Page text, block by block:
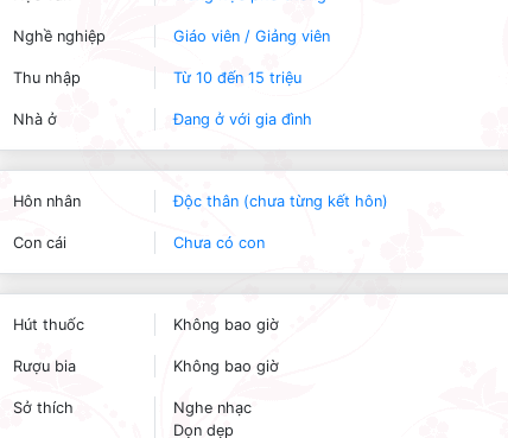
Nghề nghiệp Giáo viên / Giảng viên
Thu nhập Từ 10 đến 15 triệu
Nhà ở Đang ở với gia đình
Hôn nhân Độc thân (chưa từng kết hôn)
Con cái Chưa có con
Hút thuốc Không bao giờ
Rượu bia Không bao giờ
Sở thích
Nghe nhạc
Dọn dẹp